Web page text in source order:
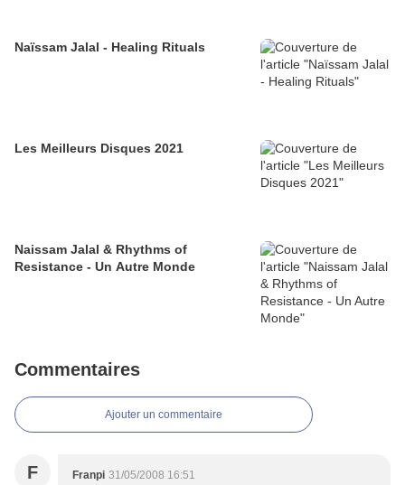
Naïssam Jalal - Healing Rituals
Les Meilleurs Disques 2021
Naissam Jalal & Rhythms of
Resistance - Un Autre Monde
Commentaires
Ajouter un commentaire
F Franpi 31/05/2008 16:51